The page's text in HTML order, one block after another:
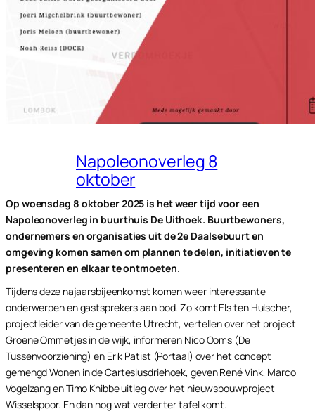
Napoleonoverleg 8
oktober
Op woensdag 8 oktober 2025 is het weer tijd voor een
Napoleonoverleg in buurthuis De Uithoek. Buurtbewoners,
ondernemers en organisaties uit de 2e Daalsebuurt en
omgeving komen samen om plannen te delen, initiatieven te
presenteren en elkaar te ontmoeten.
Tijdens deze najaarsbijeenkomst komen weer interessante
onderwerpen en gastsprekers aan bod. Zo komt Els ten Hulscher,
projectleider van de gemeente Utrecht, vertellen over het project
Groene Ommetjes in de wijk, informeren Nico Ooms (De
Tussenvoorziening) en Erik Patist (Portaal) over het concept
gemengd Wonen in de Cartesiusdriehoek, geven René Vink, Marco
Vogelzang en Timo Knibbe uitleg over het nieuwsbouwproject
Wisselspoor. En dan nog wat verder ter tafel komt.